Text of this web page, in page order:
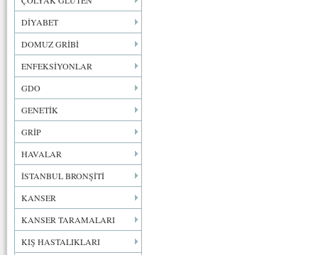
DİYABET
DOMUZ GRİBİ
ENFEKSİYONLAR
GDO
GENETİK
GRİP
HAVALAR
İSTANBUL BRONŞİTİ
KANSER
KANSER TARAMALARI
KIŞ HASTALIKLARI